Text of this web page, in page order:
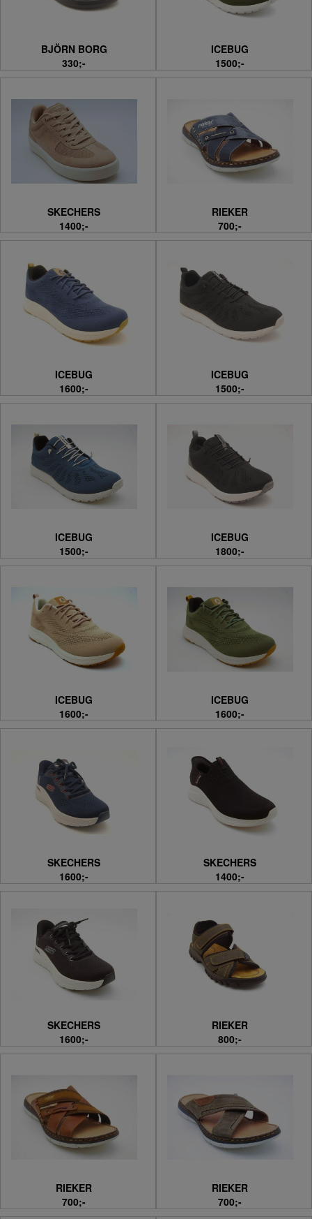
BJÖRN BORG
330;-
ICEBUG
1500;-
SKECHERS
1400;-
RIEKER
700;-
ICEBUG
1600;-
ICEBUG
1500;-
ICEBUG
1500;-
ICEBUG
1800;-
ICEBUG
1600;-
ICEBUG
1600;-
SKECHERS
1600;-
SKECHERS
1400;-
SKECHERS
1600;-
RIEKER
800;-
RIEKER
700;-
RIEKER
700;-